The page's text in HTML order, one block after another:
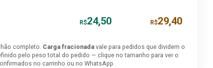
R$24,50 R$29,40
completo. Carga fracionada vale para pedidos que dividem o
pelo peso total do pedido — clique no tamanho para ver o
no carrinho ou no WhatsApp.